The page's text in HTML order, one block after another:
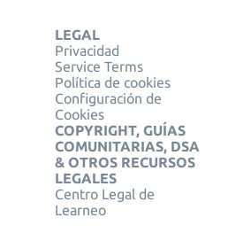
LEGAL
Privacidad
Service Terms
Política de cookies
Configuración de
Cookies
COPYRIGHT, GUÍAS
COMUNITARIAS, DSA
& OTROS RECURSOS
LEGALES
Centro Legal de
Learneo